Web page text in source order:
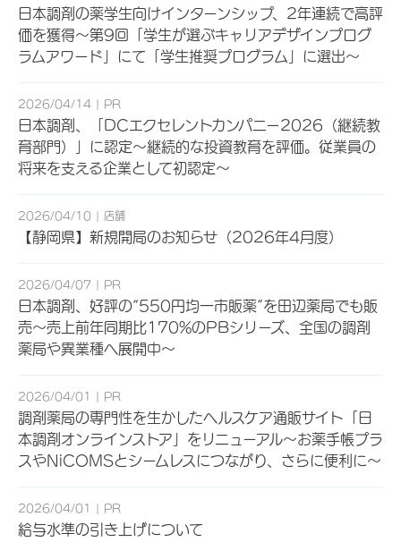
日本調剤の薬学生向けインターンシップ、2年連続で高評
価を獲得～第9回「学生が選ぶキャリアデザインプログ
ラムアワード」にて「学生推奨プログラム」に選出～
2026/04/14 PR
日本調剤、「DCエクセレントカンパニー2026（継続教
育部門）」に認定～継続的な投資教育を評価。従業員の
将来を支える企業として初認定～
2026/04/10 店舗
【静岡県】新規開局のお知らせ（2026年4月度）
2026/04/07 PR
日本調剤、好評の“550円均一市販薬”を田辺薬局でも販
売～売上前年同期比170%のPBシリーズ、全国の調剤
薬局や異業種へ展開中～
2026/04/01 PR
調剤薬局の専門性を生かしたヘルスケア通販サイト「日
本調剤オンラインストア」をリニューアル～お薬手帳プラ
スやNiCOMSとシームレスにつながり、さらに便利に～
2026/04/01 PR
給与水準の引き上げについて